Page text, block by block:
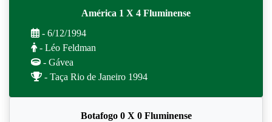
América 1 X 4 Fluminense
- 6/12/1994
- Léo Feldman
- Gávea
- Taça Rio de Janeiro 1994
Botafogo 0 X 0 Fluminense